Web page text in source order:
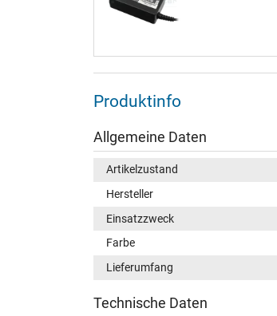
Produktinfo
Allgemeine Daten
Artikelzustand
Hersteller
Einsatzzweck
Farbe
Lieferumfang
Technische Daten